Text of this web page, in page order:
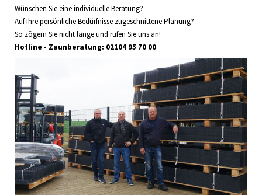
Wünschen Sie eine individuelle Beratung?
Auf Ihre persönliche Bedürfnisse zugeschnittene Planung?
So zögern Sie nicht lange und rufen Sie uns an!
Hotline - Zaunberatung: 02104 95 70 00